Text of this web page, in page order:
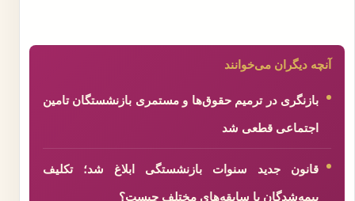
آنچه دیگران می‌خوانند
بازنگری در ترمیم حقوق‌ها و مستمری بازنشستگان تامین
اجتماعی قطعی شد
قانون جدید سنوات بازنشستگی ابلاغ شد؛ تکلیف
بیمه‌شدگان با سابقه‌های مختلف چیست؟